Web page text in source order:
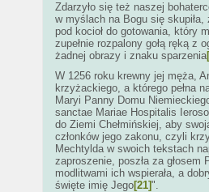
Zdarzyło się też naszej
w myślach na Bogu się skupiła,
pod kocioł do gotowania, który
zupełnie rozpalony gołą ręką z
żadnej obrazy i znaku sparzenia
W 1256 roku krewny jej męża,
krzyżackiego, a którego pełna
Maryi Panny Domu
sanctae Mariae Hospitalis
do Ziemi Chełmińskiej, aby
członków jego zakonu, czyli
Mechtylda w swoich tekstach
zaproszenie, poszła za głosem
modlitwami ich wspierała, a
święte imię Jego[21]".